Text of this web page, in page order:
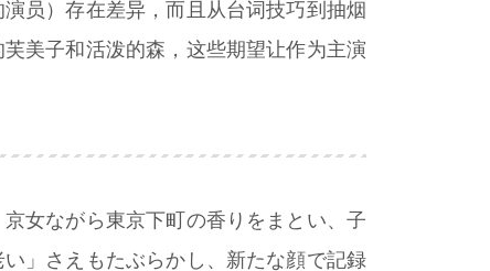
员）存在差异，而且从台词技巧到抽烟
美子和活泼的森，这些期望让作为主演
女ながら東京下町の香りをまとい、子
」さえもたぶらかし、新たな顔で記録